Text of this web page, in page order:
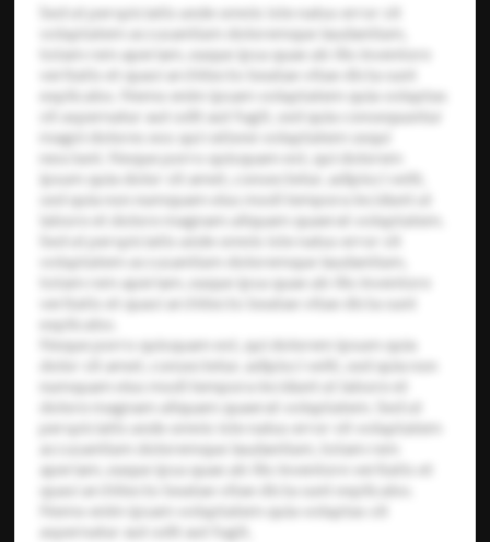
Sed ut perspiciatis unde omnis iste natus error sit
voluptatem accusantium doloremque laudantium,
totam rem aperiam, eaque ipsa quae ab illo inventore
veritatis et quasi architecto beatae vitae dicta sunt
explicabo. Nemo enim ipsam voluptatem quia voluptas
sit aspernatur aut odit aut fugit, sed quia consequuntur
magni dolores eos qui ratione voluptatem sequi
nesciunt. Neque porro quisquam est, qui dolorem
ipsum quia dolor sit amet, consectetur, adipisci velit,
sed quia non numquam eius modi tempora incidunt ut
labore et dolore magnam aliquam quaerat voluptatem.
Sed ut perspiciatis unde omnis iste natus error sit
voluptatem accusantium doloremque laudantium,
totam rem aperiam, eaque ipsa quae ab illo inventore
veritatis et quasi architecto beatae vitae dicta sunt
explicabo.
Neque porro quisquam est, qui dolorem ipsum quia
dolor sit amet, consectetur, adipisci velit, sed quia non
numquam eius modi tempora incidunt ut labore et
dolore magnam aliquam quaerat voluptatem. Sed ut
perspiciatis unde omnis iste natus error sit voluptatem
accusantium doloremque laudantium, totam rem
aperiam, eaque ipsa quae ab illo inventore veritatis et
quasi architecto beatae vitae dicta sunt explicabo.
Nemo enim ipsam voluptatem quia voluptas sit
aspernatur aut odit aut fugit,